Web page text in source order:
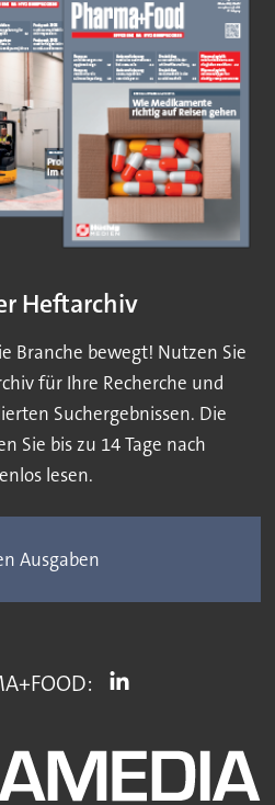
Heftarchiv
Branche bewegt! Nutzen Sie
für Ihre Recherche und
Suchergebnissen. Die
Sie bis zu 14 Tage nach
lesen.
Ausgaben